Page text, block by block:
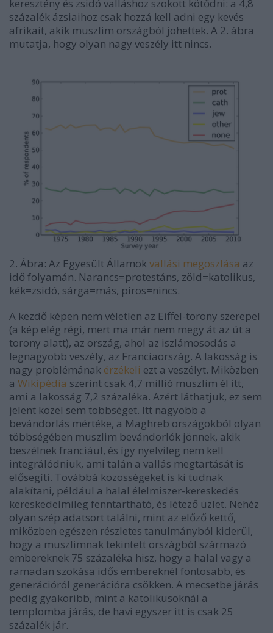
keresztény és zsidó valláshoz szokott kötődni: a 4,8
százalék ázsiaihoz csak hozzá kell adni egy kevés
afrikait, akik muszlim országból jöhettek. A 2. ábra
mutatja, hogy olyan nagy veszély itt nincs.
2. Ábra: Az Egyesült Államokvallási megoszlása az
idő folyamán. Narancs=protestáns, zöld=katolikus,
kék=zsidó, sárga=más, piros=nincs.
A kezdő képen nem véletlen az Eiffel-torony szerepel
(a kép elég régi, mert ma már nem megy át az út a
torony alatt), az ország, ahol az iszlámosodás a
legnagyobb veszély, az Franciaország. A lakosság is
nagy problémának érzékeli ezt a veszélyt. Miközben
a Wikipédia szerint csak 4,7 millió muszlim él itt,
ami a lakosság 7,2 százaléka. Azért láthatjuk, ez sem
jelent közel sem többséget. Itt nagyobb a
bevándorlás mértéke, a Maghreb országokból olyan
többségében muszlim bevándorlók jönnek, akik
beszélnek franciául, és így nyelvileg nem kell
integrálódniuk, ami talán a vallás megtartását is
elősegíti. Továbbá közösségeket is ki tudnak
alakítani, például a halal élelmiszer-kereskedés
kereskedelmileg fenntartható, és létező üzlet. Nehéz
olyan szép adatsort találni, mint az előző kettő,
miközben egészen részletes tanulmányból kiderül,
hogy a muszlimnak tekintett országból származó
embereknek 75 százaléka hisz, hogy a halal vagy a
ramadan szokása idős embereknél fontosabb, és
generációról generációra csökken. A mecsetbe járás
pedig gyakoribb, mint a katolikusoknál a
templomba járás, de havi egyszer itt is csak 25
százalék jár.